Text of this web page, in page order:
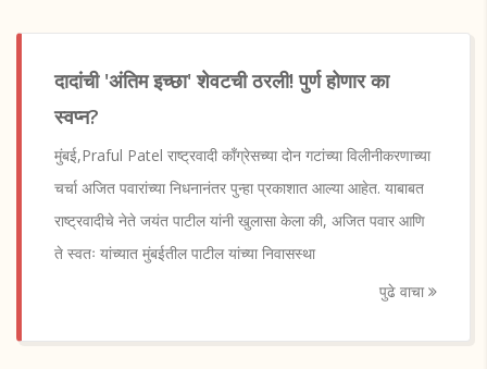
दादांची 'अंतिम इच्छा' शेवटची ठरली! पुर्ण होणार का
स्वप्न?
मुंबई,Praful Patel राष्ट्रवादी काँग्रेसच्या दोन गटांच्या विलीनीकरणाच्या
चर्चा अजित पवारांच्या निधनानंतर पुन्हा प्रकाशात आल्या आहेत. याबाबत
राष्ट्रवादीचे नेते जयंत पाटील यांनी खुलासा केला की, अजित पवार आणि
ते स्वतः यांच्यात मुंबईतील पाटील यांच्या निवासस्था
पुढे वाचा